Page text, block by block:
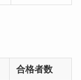
合格者数